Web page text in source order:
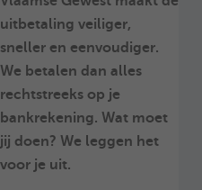
uitbetaling veiliger,
sneller en eenvoudiger.
We betalen dan alles
rechtstreeks op je
bankrekening. Wat moet
jij doen? We leggen het
voor je uit.